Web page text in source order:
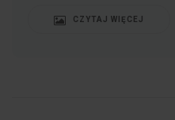
CZYTAJ WIĘCEJ